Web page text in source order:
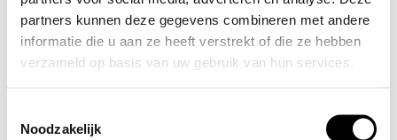
partners kunnen deze gegevens combineren met andere
informatie die u aan ze heeft verstrekt of die ze hebben
verzameld op basis van uw gebruik van hun services.
Noodzakelijk